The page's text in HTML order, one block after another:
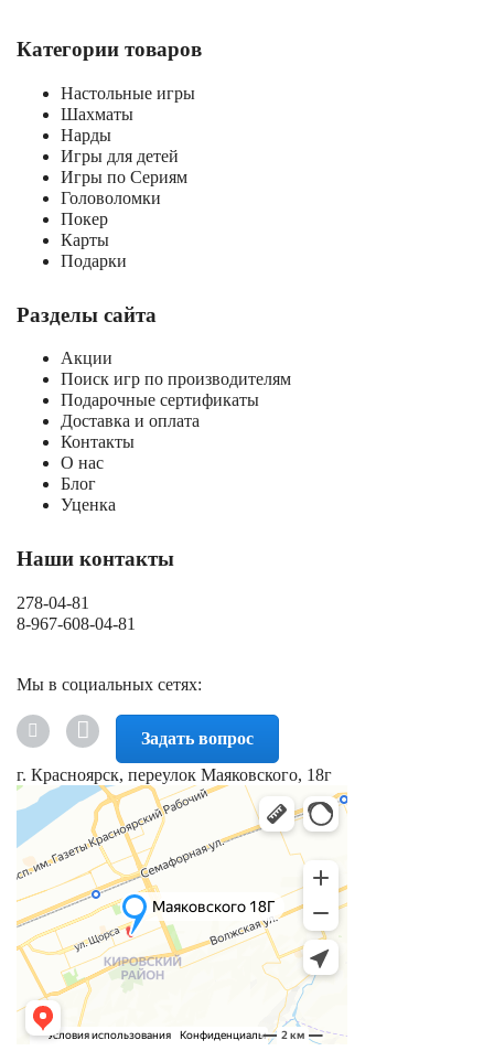
Категории товаров
Настольные игры
Шахматы
Нарды
Игры для детей
Игры по Сериям
Головоломки
Покер
Карты
Подарки
Разделы сайта
Акции
Поиск игр по производителям
Подарочные сертификаты
Доставка и оплата
Контакты
О нас
Блог
Уценка
Наши контакты
278-04-81
8-967-608-04-81
Мы в социальных сетях:
Задать вопрос
г. Красноярск, переулок Маяковского, 18г